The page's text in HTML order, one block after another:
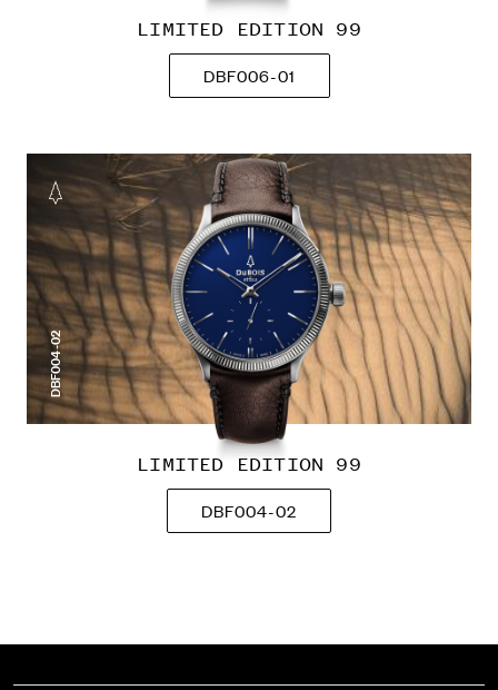
LIMITED EDITION 99
DBF006-01
DBF004-02
LIMITED EDITION 99
DBF004-02